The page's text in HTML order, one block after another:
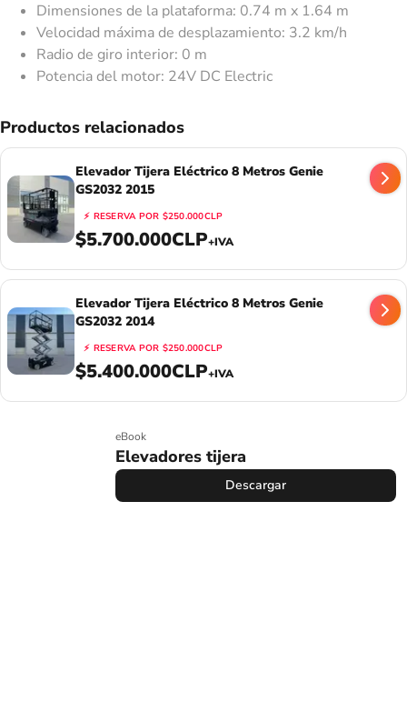
Dimensiones de la plataforma: 0.74 m x 1.64 m
Velocidad máxima de desplazamiento: 3.2 km/h
Radio de giro interior: 0 m
Potencia del motor: 24V DC Electric
Productos relacionados
Elevador Tijera Eléctrico 8 Metros Genie
GS2032 2015
⚡ RESERVA POR $250.000CLP
$5.700.000CLP+IVA
Elevador Tijera Eléctrico 8 Metros Genie
GS2032 2014
⚡ RESERVA POR $250.000CLP
$5.400.000CLP+IVA
eBook
Elevadores tijera
Descargar